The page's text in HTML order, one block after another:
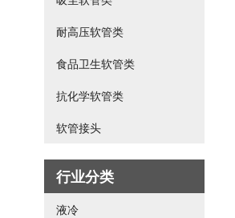
耐高压软管类
食品卫生软管类
抗化学软管类
软管接头
行业分类
液冷